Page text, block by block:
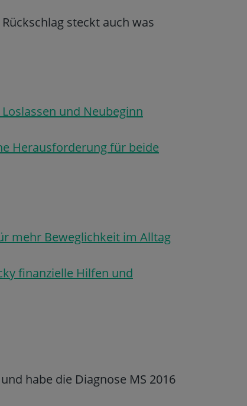
steckt auch was
und Neubeginn
Herausforderung für beide
mehr Beweglichkeit im Alltag
finanzielle Hilfen und
habe die Diagnose MS 2016